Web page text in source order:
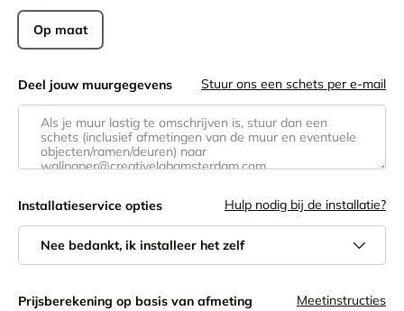
Op maat
Deel jouw muurgegevens Stuur ons een schets per e-mail
Installatie­service opties Hulp nodig bij de installatie?
Nee bedankt, ik installeer het zelf
Prijsberekening op basis van afmeting Meetinstructies